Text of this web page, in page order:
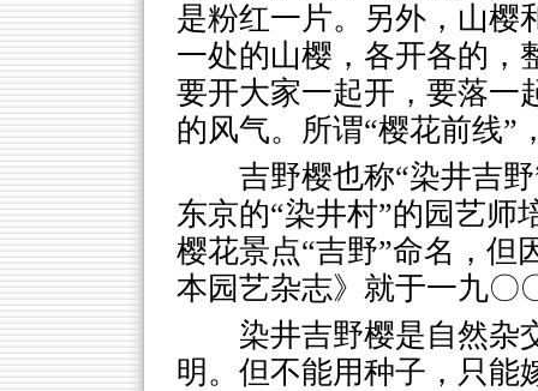
是粉红一片。另外，山樱
一处的山樱，各开各的，
要开大家一起开，要落一
的风气。所谓“樱花前线”
吉野樱也称“染井吉
东京的“染井村”的园艺师
樱花景点“吉野”命名，但
本园艺杂志》就于一九〇
染井吉野樱是自然杂
明。但不能用种子，只能